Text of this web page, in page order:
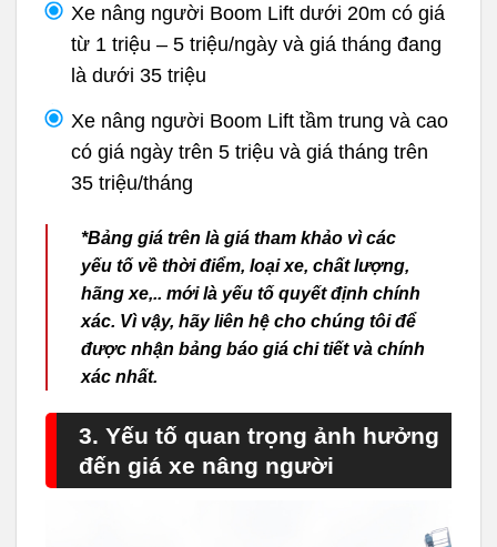
Xe nâng người Boom Lift dưới 20m có giá
từ 1 triệu – 5 triệu/ngày và giá tháng đang
là dưới 35 triệu
Xe nâng người Boom Lift tầm trung và cao
có giá ngày trên 5 triệu và giá tháng trên
35 triệu/tháng
*Bảng giá trên là giá tham khảo vì các
yếu tố về thời điểm, loại xe, chất lượng,
hãng xe,.. mới là yếu tố quyết định chính
xác. Vì vậy, hãy liên hệ cho chúng tôi để
được nhận bảng báo giá chi tiết và chính
xác nhất.
3. Yếu tố quan trọng ảnh hưởng
đến giá xe nâng người